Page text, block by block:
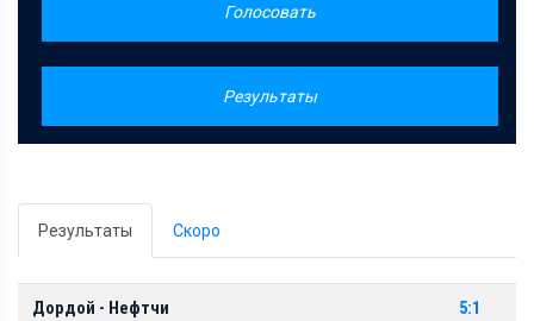
Голосовать
Результаты
Результаты Скоро
Дордой - Нефтчи 5:1